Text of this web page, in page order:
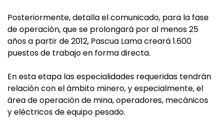
Posteriormente, detalla el comunicado, para la fase
de operación, que se prolongará por al menos 25
años a partir de 2012, Pascua Lama creará 1.600
puestos de trabajo en forma directa.
En esta etapa las especialidades requeridas tendrán
relación con el ámbito minero, y especialmente, el
área de operación de mina, operadores, mecánicos
y eléctricos de equipo pesado.